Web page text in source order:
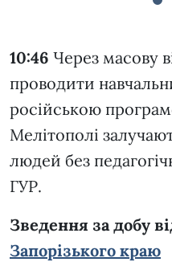
10:46 Через масову
проводити
російською
Мелітополі
людей без
ГУР.
Зведення за добу
Запорізького краю